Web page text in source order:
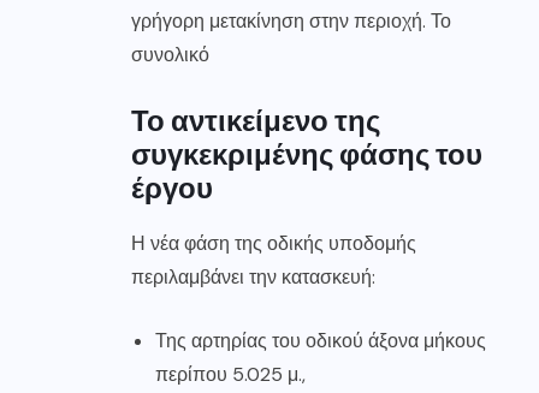
γρήγορη μετακίνηση στην περιοχή. Το
συνολικό
Το αντικείμενο της
συγκεκριμένης φάσης του
έργου
Η νέα φάση της οδικής υποδομής
περιλαμβάνει την κατασκευή:
Της αρτηρίας του οδικού άξονα μήκους
περίπου 5.025 μ.,